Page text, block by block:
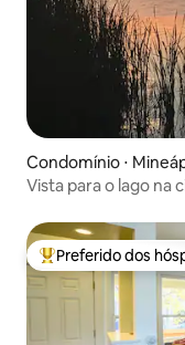
Condomínio ⋅
Vista para o lago na
Entre os melhores
Preferido dos